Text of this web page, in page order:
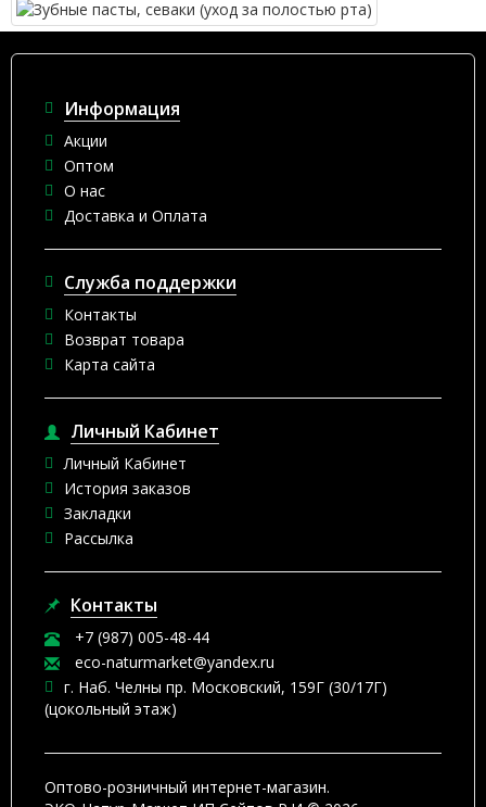
Информация
Акции
Оптом
О нас
Доставка и Оплата
Служба поддержки
Контакты
Возврат товара
Карта сайта
Личный Кабинет
Личный Кабинет
История заказов
Закладки
Рассылка
Контакты
+7 (987) 005-48-44
eco-naturmarket@yandex.ru
г. Наб. Челны пр. Московский, 159Г (30/17Г)
(цокольный этаж)
Оптово-розничный интернет-магазин.